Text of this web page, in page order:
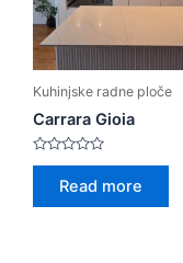
Kuhinjske radne ploče
Carrara Gioia
Rated
Read more